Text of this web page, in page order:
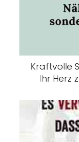
Kraftvolle
Ihr Herz